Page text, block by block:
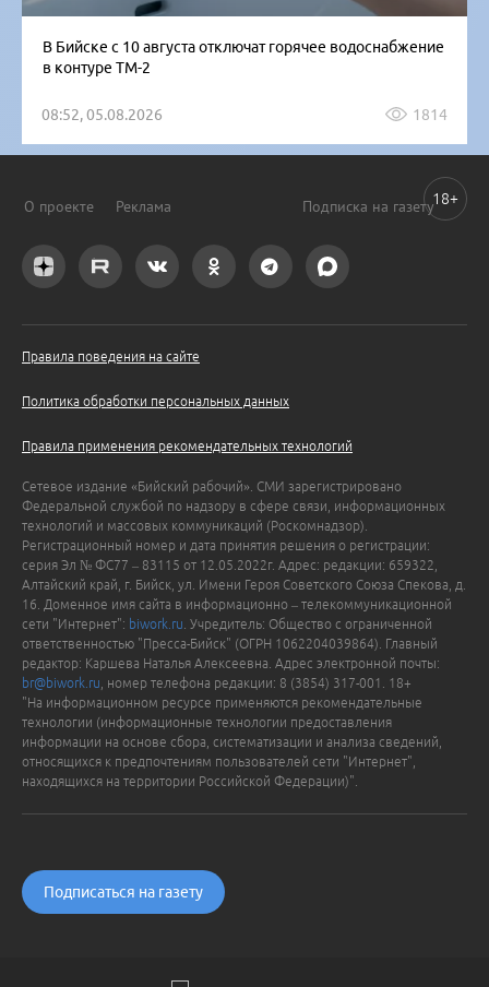
В Бийске с 10 августа отключат горячее водоснабжение
в контуре ТМ-2
08:52, 05.08.2026 1814
О проекте Реклама Подписка на газету
Правила поведения на сайте
Политика обработки персональных данных
Правила применения рекомендательных технологий
Сетевое издание «Бийский рабочий». СМИ зарегистрировано
Федеральной службой по надзору в сфере связи, информационных
технологий и массовых коммуникаций (Роскомнадзор).
Регистрационный номер и дата принятия решения о регистрации:
серия Эл № ФС77 – 83115 от 12.05.2022г. Адрес: редакции: 659322,
Алтайский край, г. Бийск, ул. Имени Героя Советского Союза Спекова, д.
16. Доменное имя сайта в информационно – телекоммуникационной
сети "Интернет": biwork.ru . Учредитель: Общество с ограниченной
ответственностью "Пресса-Бийск" (ОГРН 1062204039864). Главный
редактор: Каршева Наталья Алексеевна. Адрес электронной почты:
br@biwork.ru , номер телефона редакции: 8 (3854) 317-001. 18+
"На информационном ресурсе применяются рекомендательные
технологии (информационные технологии предоставления
информации на основе сбора, систематизации и анализа сведений,
относящихся к предпочтениям пользователей сети "Интернет",
находящихся на территории Российской Федерации)".
Подписаться на газету
18+